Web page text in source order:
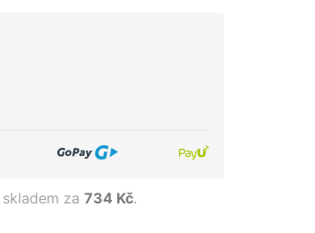
skladem za734 Kč.